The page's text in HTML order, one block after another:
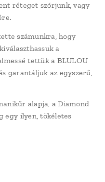
réteget szórjunk, vagy
számunkra, hogy
a
tettük a BLULOU
garantáljuk az egyszerű,
alapja, a Diamond
egy ilyen, tökéletes